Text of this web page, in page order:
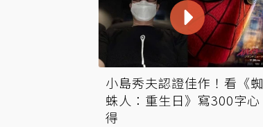
小島秀夫認證佳作！看《蜘
蛛人：重生日》寫300字心
得